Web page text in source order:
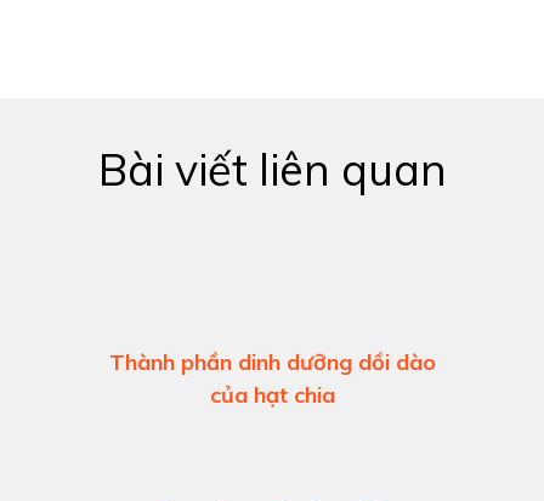
Bài viết liên quan
Thành phần dinh dưỡng dồi dào
của hạt chia